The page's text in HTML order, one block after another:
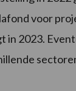
voor
in 2023.